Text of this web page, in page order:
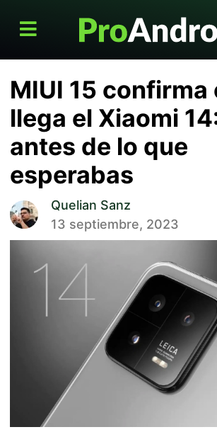
MIUI 15 confirma
llega el Xiaomi
antes de lo que
esperabas
Quelian Sanz
13 septiembre, 2023